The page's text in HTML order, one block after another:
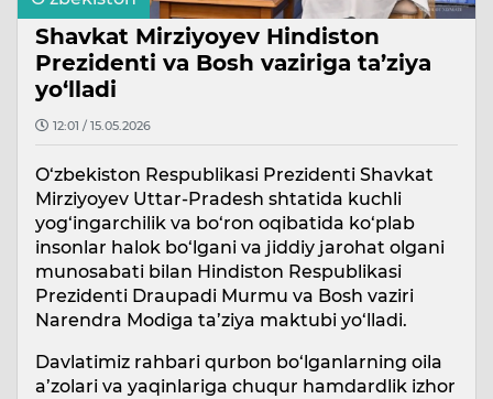
Shavkat Mirziyoyev Hindiston
Prezidenti va Bosh vaziriga ta’ziya
yo‘lladi
12:01 / 15.05.2026
O‘zbekiston Respublikasi Prezidenti Shavkat
Mirziyoyev Uttar-Pradesh shtatida kuchli
yog‘ingarchilik va bo‘ron oqibatida ko‘plab
insonlar halok bo‘lgani va jiddiy jarohat olgani
munosabati bilan Hindiston Respublikasi
Prezidenti Draupadi Murmu va Bosh vaziri
Narendra Modiga ta’ziya maktubi yo‘lladi.
Davlatimiz rahbari qurbon bo‘lganlarning oila
a’zolari va yaqinlariga chuqur hamdardlik izhor